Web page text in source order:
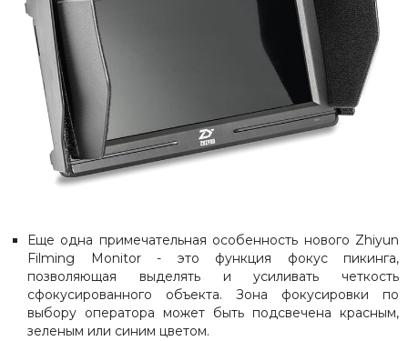
Еще одна примечательная особенность нового Zhiyun
Filming Monitor - это функция фокус пикинга,
позволяющая выделять и усиливать четкость
сфокусированного объекта. Зона фокусировки по
выбору оператора может быть подсвечена красным,
зеленым или синим цветом.